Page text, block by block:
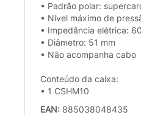
• Padrão polar:
• Nível máximo de
• Impedância elétrica:
• Diâmetro: 51 mm
• Não acompanha cabo
Conteúdo da caixa:
• 1 CSHM10
EAN: 885038048435